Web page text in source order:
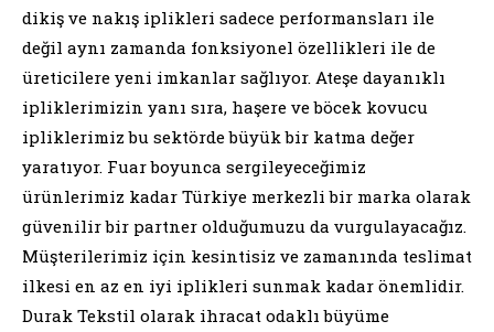
dikiş ve nakış iplikleri sadece performansları ile
değil aynı zamanda fonksiyonel özellikleri ile de
üreticilere yeni imkanlar sağlıyor. Ateşe dayanıklı
ipliklerimizin yanı sıra, haşere ve böcek kovucu
ipliklerimiz bu sektörde büyük bir katma değer
yaratıyor. Fuar boyunca sergileyeceğimiz
ürünlerimiz kadar Türkiye merkezli bir marka olarak
güvenilir bir partner olduğumuzu da vurgulayacağız.
Müşterilerimiz için kesintisiz ve zamanında teslimat
ilkesi en az en iyi iplikleri sunmak kadar önemlidir.
Durak Tekstil olarak ihracat odaklı büyüme